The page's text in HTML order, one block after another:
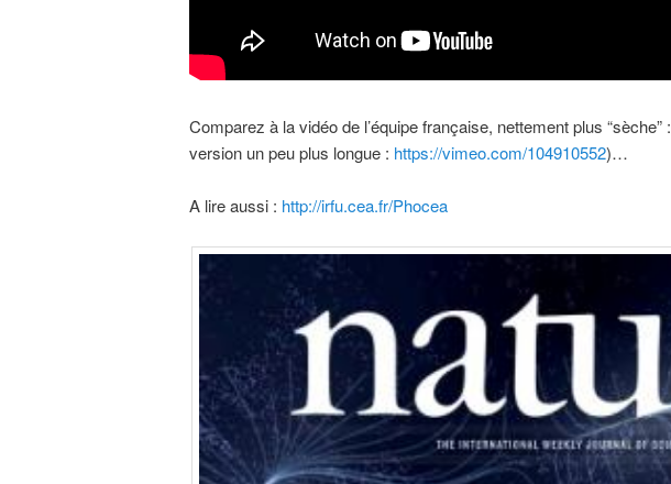
Comparez à la vidéo de l’équipe française, nettement plus “sèche” :
version un peu plus longue : https://vimeo.com/104910552)…
A lire aussi : http://irfu.cea.fr/Phocea